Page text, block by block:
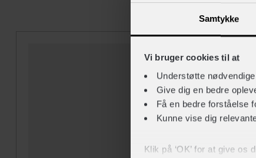
Samtykke
Vi bruger cookies til at
Understøtte
Give dig en bedre
Få en bedre forståelse
Kunne vise dig
Klik på ‘OK’ for at give